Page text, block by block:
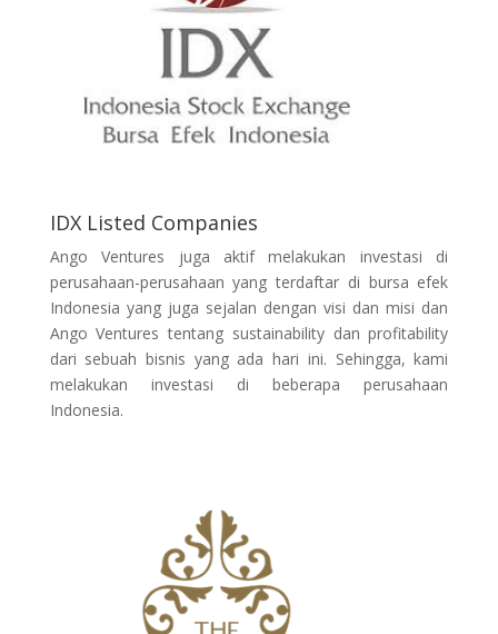
IDX Listed Companies
Ango Ventures juga aktif melakukan investasi di
perusahaan-perusahaan yang terdaftar di bursa efek
Indonesia yang juga sejalan dengan visi dan misi dan
Ango Ventures tentang sustainability dan profitability
dari sebuah bisnis yang ada hari ini. Sehingga, kami
melakukan investasi di beberapa perusahaan
Indonesia.